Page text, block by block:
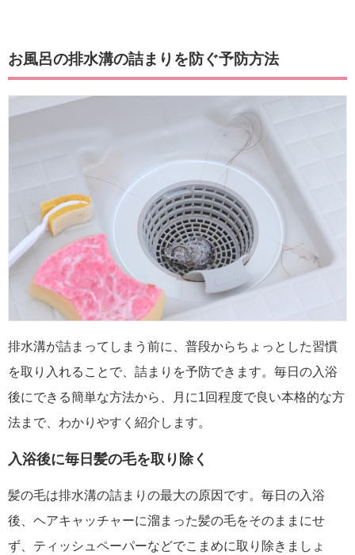
お風呂の排水溝の詰まりを防ぐ予防方法
排水溝が詰まってしまう前に、普段からちょっとした習慣
を取り入れることで、詰まりを予防できます。毎日の入浴
後にできる簡単な方法から、月に1回程度で良い本格的な方
法まで、わかりやすく紹介します。
入浴後に毎日髪の毛を取り除く
髪の毛は排水溝の詰まりの最大の原因です。毎日の入浴
後、ヘアキャッチャーに溜まった髪の毛をそのままにせ
ず、ティッシュペーパーなどでこまめに取り除きましょ